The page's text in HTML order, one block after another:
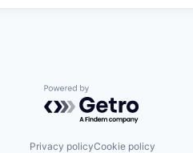
Powered by Getro.com
Privacy policyCookie policy